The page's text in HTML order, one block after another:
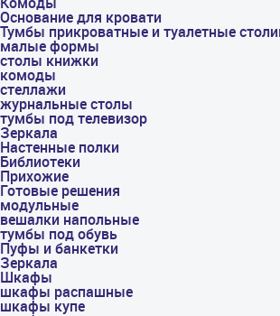
Основание для кровати
Тумбы прикроватные и туалетные
малые формы
столы книжки
комоды
стеллажи
журнальные столы
тумбы под телевизор
Зеркала
Настенные полки
Библиотеки
Прихожие
Готовые решения
модульные
вешалки напольные
тумбы под обувь
Пуфы и банкетки
Зеркала
Шкафы
шкафы распашные
шкафы купе